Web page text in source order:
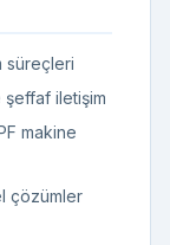
süreçleri
şeffaf iletişim
makine
çözümler